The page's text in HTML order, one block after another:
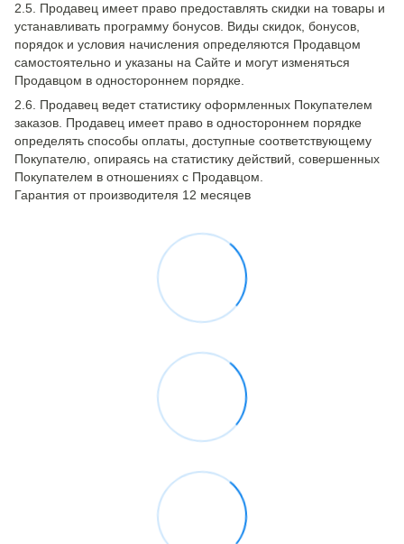
2.5. Продавец имеет право предоставлять скидки на товары и
устанавливать программу бонусов. Виды скидок, бонусов,
порядок и условия начисления определяются Продавцом
самостоятельно и указаны на Сайте и могут изменяться
Продавцом в одностороннем порядке.
2.6. Продавец ведет статистику оформленных Покупателем
заказов. Продавец имеет право в одностороннем порядке
определять способы оплаты, доступные соответствующему
Покупателю, опираясь на статистику действий, совершенных
Покупателем в отношениях с Продавцом.
Гарантия от производителя 12 месяцев